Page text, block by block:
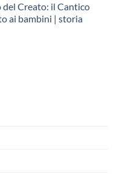
del Creato: il Cantico
ai bambini | storia